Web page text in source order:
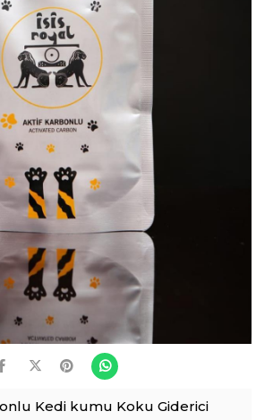
Kedi kumu Koku Giderici